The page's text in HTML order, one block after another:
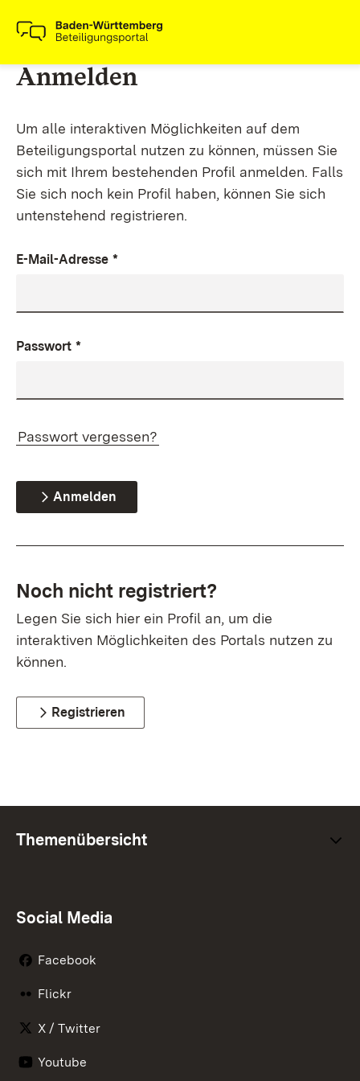
Anmelden
Um alle interaktiven Möglichkeiten auf dem
Beteiligungsportal nutzen zu können, müssen Sie
sich mit Ihrem bestehenden Profil anmelden. Falls
Sie sich noch kein Profil haben, können Sie sich
untenstehend registrieren.
E-Mail-Adresse *
Passwort *
Passwort vergessen?
Anmelden
Noch nicht registriert?
Legen Sie sich hier ein Profil an, um die
interaktiven Möglichkeiten des Portals nutzen zu
können.
Registrieren
Themenübersicht
Social Media
Facebook
Flickr
X / Twitter
Youtube